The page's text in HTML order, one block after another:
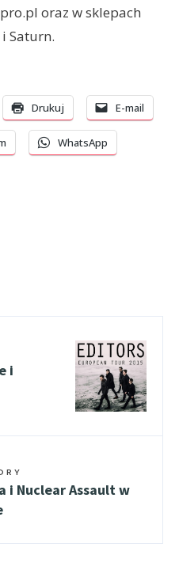
oraz w sklepach
Saturn.
Drukuj E-mail
WhatsApp
i
i Nuclear Assault w